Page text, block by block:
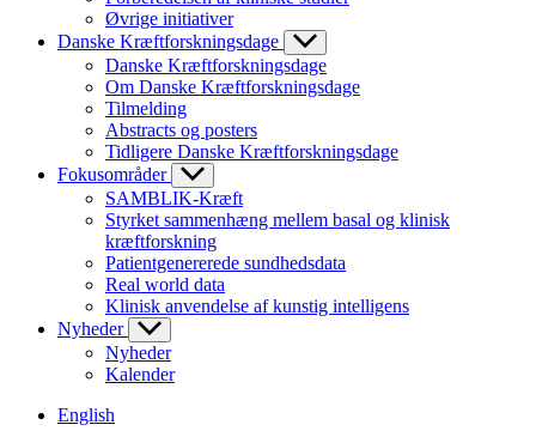
Øvrige initiativer
Danske Kræftforskningsdage
Danske Kræftforskningsdage
Om Danske Kræftforskningsdage
Tilmelding
Abstracts og posters
Tidligere Danske Kræftforskningsdage
Fokusområder
SAMBLIK-Kræft
Styrket sammenhæng mellem basal og klinisk
kræftforskning
Patientgenererede sundhedsdata
Real world data
Klinisk anvendelse af kunstig intelligens
Nyheder
Nyheder
Kalender
English